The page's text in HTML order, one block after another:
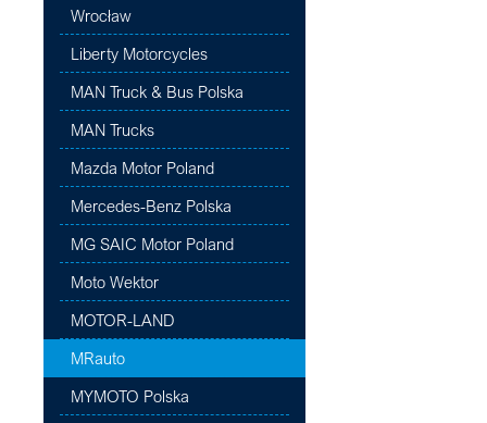
Wrocław
Liberty Motorcycles
MAN Truck & Bus Polska
MAN Trucks
Mazda Motor Poland
Mercedes-Benz Polska
MG SAIC Motor Poland
Moto Wektor
MOTOR-LAND
MRauto
MYMOTO Polska